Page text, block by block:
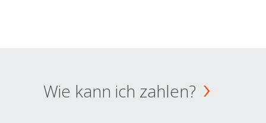
Wie kann ich zahlen?